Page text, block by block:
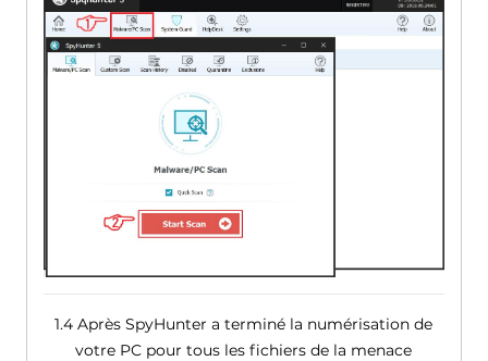
1.4 Après SpyHunter a terminé la numérisation de
votre PC pour tous les fichiers de la menace